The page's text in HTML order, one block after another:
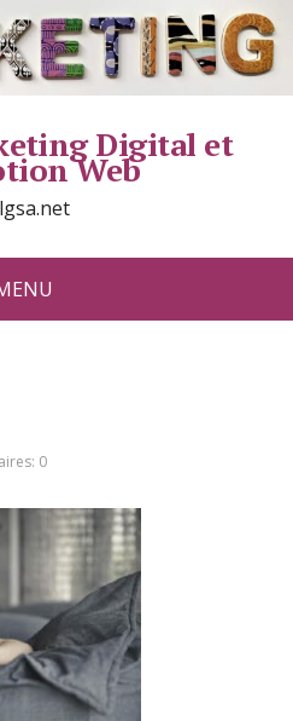
Digital et
Web
0